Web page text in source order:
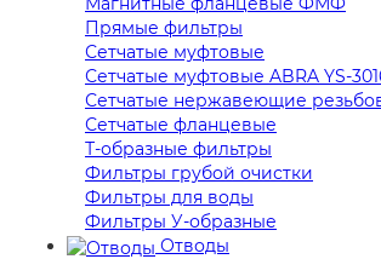
Прямые фильтры
Сетчатые муфтовые
Сетчатые муфтовые ABRA YS-
Сетчатые нержавеющие
Сетчатые фланцевые
Т-образные фильтры
Фильтры грубой очистки
Фильтры для воды
Фильтры У-образные
Отводы